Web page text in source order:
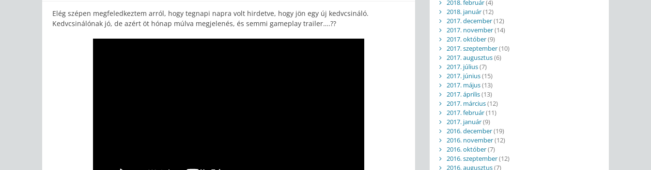
Elég szépen megfeledkeztem arról, hogy tegnapi napra volt hirdetve, hogy jön egy új kedvcsináló.
Kedvcsinálónak jó, de azért öt hónap múlva megjelenés, és semmi gameplay trailer….??
2018. február(4)
2018. január(12)
2017. december(12)
2017. november(14)
2017. október(9)
2017. szeptember(10)
2017. augusztus(6)
2017. július(7)
2017. június(15)
2017. május(13)
2017. április(13)
2017. március(12)
2017. február(11)
2017. január(9)
2016. december(19)
2016. november(12)
2016. október(7)
2016. szeptember(12)
2016. augusztus(7)